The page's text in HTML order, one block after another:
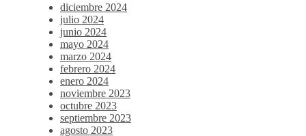
diciembre 2024
julio 2024
junio 2024
mayo 2024
marzo 2024
febrero 2024
enero 2024
noviembre 2023
octubre 2023
septiembre 2023
agosto 2023